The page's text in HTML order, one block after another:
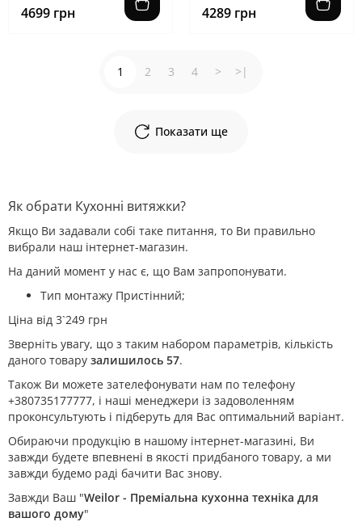
4699 грн 4289 грн
Показати ще
1 2 3 4 > >|
Як обрати Кухонні витяжки?
Якщо Ви задавали собі таке питання, то Ви правильно
вибрали наш інтернет-магазин.
На даний момент у нас є, що Вам запропонувати.
Тип монтажу Пристінний;
Ціна від 3`249 грн
Зверніть увагу, що з таким набором параметрів, кількість
даного товару залишилось 57.
Також Ви можете зателефонувати нам по телефону
+380735177777, і наші менеджери із задоволенням
проконсультують і підберуть для Вас оптимальний варіант.
Обираючи продукцію в нашому інтернет-магазині, Ви
завжди будете впевнені в якості придбаного товару, а ми
завжди будемо раді бачити Вас знову.
Завжди Ваш "Weilor - Преміальна кухонна техніка для
вашого дому"